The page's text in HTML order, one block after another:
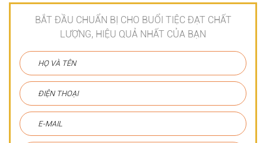
BẮT ĐẦU CHUẨN BỊ CHO BUỔI TIỆC ĐẠT CHẤT
LƯỢNG, HIỆU QUẢ NHẤT CỦA BẠN